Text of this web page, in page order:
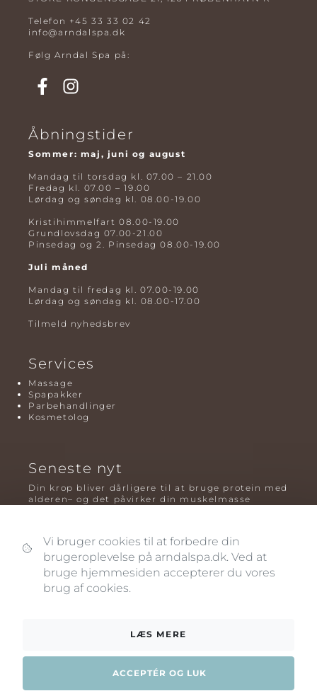
Telefon +45 33 33 02 42
info@arndalspa.dk
Følg Arndal Spa på:
Åbningstider
Sommer: maj, juni og august
Mandag til torsdag kl. 07.00 – 21.00
Fredag kl. 07.00 – 19.00
Lørdag og søndag kl. 08.00-19.00
Kristihimmelfart 08.00-19.00
Grundlovsdag 07.00-21.00
Pinsedag og 2. Pinsedag 08.00-19.00
Juli måned
Mandag til fredag kl. 07.00-19.00
Lørdag og søndag kl. 08.00-17.00
Tilmeld nyhedsbrev
Services
Massage
Spapakker
Parbehandlinger
Kosmetolog
Seneste nyt
Din krop bliver dårligere til at bruge protein med
alderen– og det påvirker din muskelmasse
Plyometrisk træning: hvorfor hop kan være noget
af det mest oversete for knogler og power – før
og efter overgangsalderen
Vi bruger cookies til at forbedre din
brugeroplevelse på arndalspa.dk. Ved at
bruge hjemmesiden accepterer du vores
brug af cookies.
LÆS MERE
ACCEPTÉR OG LUK